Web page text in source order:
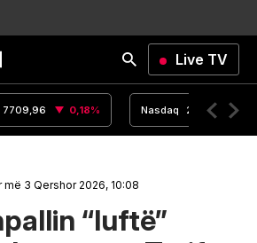
Live TV
7709,96 0,18% Nasdaq 26348,35
më 3 Qershor 2026, 10:08
“luftë”